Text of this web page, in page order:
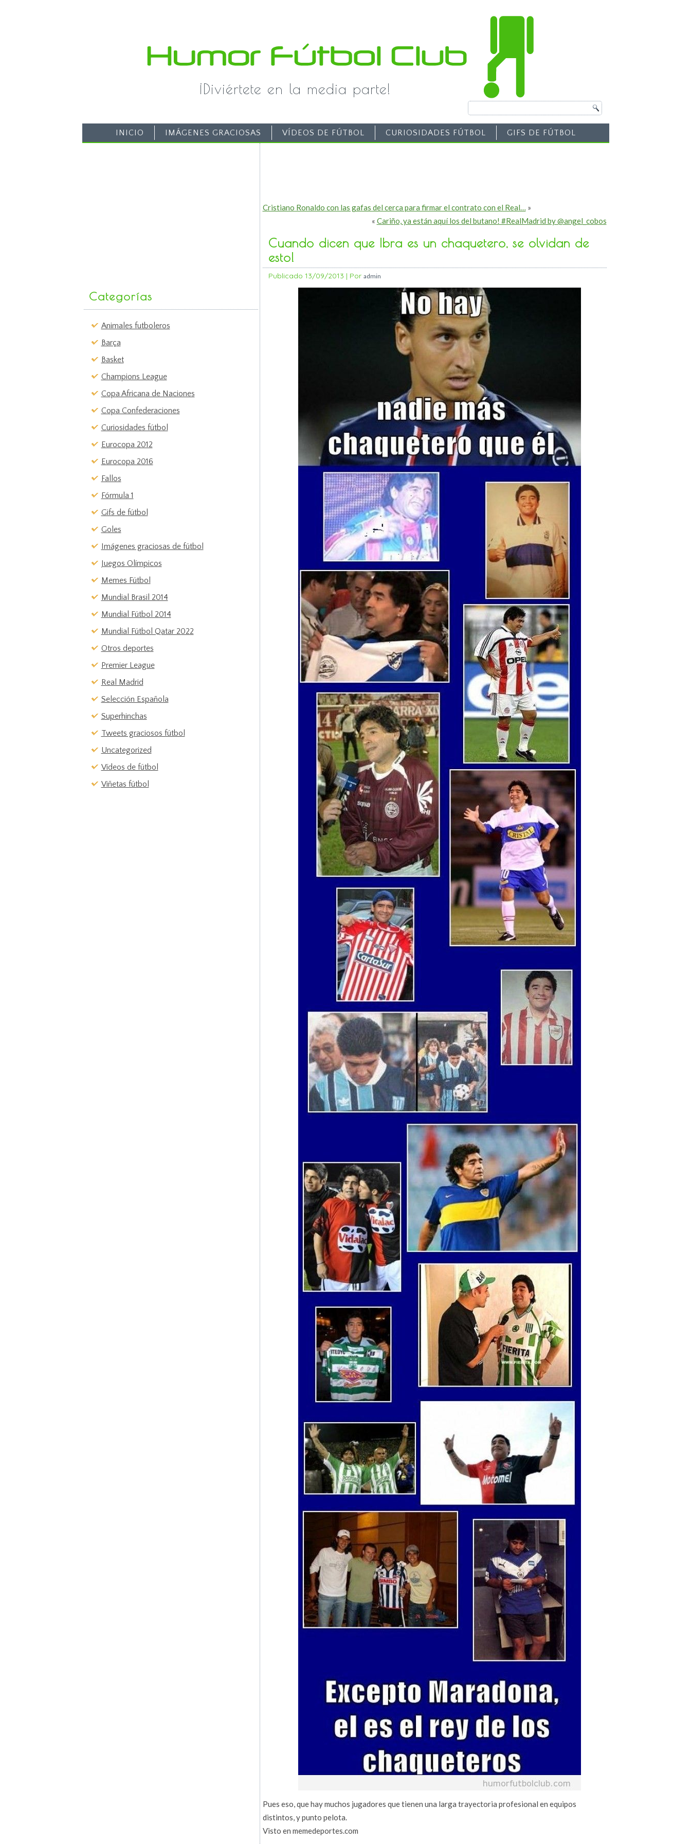
¡Diviértete en la media parte!
INICIO IMÁGENES GRACIOSAS VÍDEOS DE FÚTBOL CURIOSIDADES FÚTBOL GIFS DE FÚTBOL
Categorías
Animales futboleros
Barça
Basket
Champions League
Copa Africana de Naciones
Copa Confederaciones
Curiosidades fútbol
Eurocopa 2012
Eurocopa 2016
Fallos
Fórmula 1
Gifs de fútbol
Goles
Imágenes graciosas de fútbol
Juegos Olímpicos
Memes Fútbol
Mundial Brasil 2014
Mundial Fútbol 2014
Mundial Fútbol Qatar 2022
Otros deportes
Premier League
Real Madrid
Selección Española
Superhinchas
Tweets graciosos fútbol
Uncategorized
Vídeos de fútbol
Viñetas fútbol
Cristiano Ronaldo con las gafas del cerca para firmar el contrato con el Real… »
« Cariño, ya están aquí los del butano! #RealMadrid by @angel_cobos
Cuando dicen que Ibra es un chaquetero, se olvidan de
esto!
Publicado 13/09/2013 | Por admin
Pues eso, que hay muchos jugadores que tienen una larga trayectoria profesional en equipos
distintos, y punto pelota.
Visto en memedeportes.com